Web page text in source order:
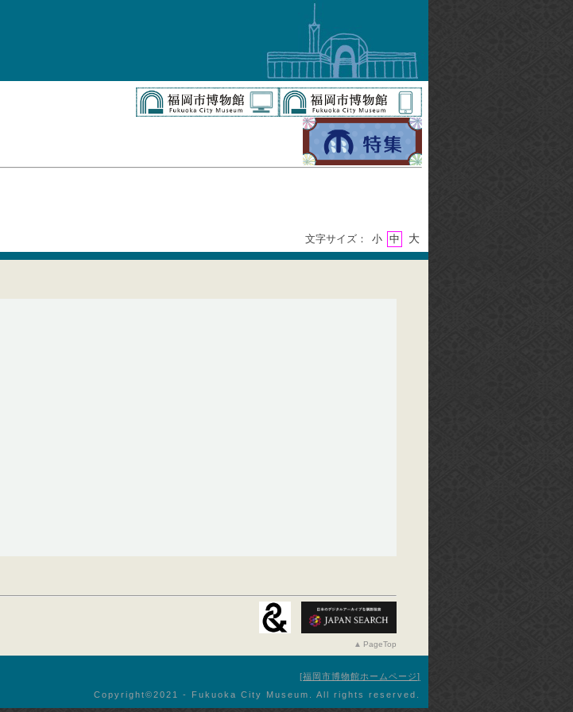
文字サイズ： 小 中 大
PageTop
福岡市博物館ホームページ
Copyright©︎2021 - Fukuoka City Museum. All rights reserved.